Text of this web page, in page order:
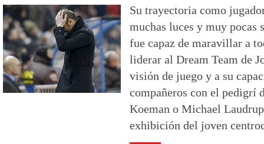
Su trayectoria como
muchas luces y muy pocas
fue capaz de maravillar a
liderar al Dream Team de
visión de juego y a su
compañeros con el pedigrí
Koeman o Michael
exhibición del joven